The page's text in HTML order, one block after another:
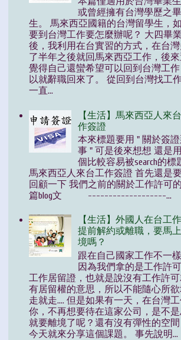
或曾經擁有台灣學歷之
生。 馬來西亞國籍的台灣留學生，
要到台灣工作要怎麼辦呢？ 大四畢
後，我利用在台實習的方式，在台
了半年之後就回馬來西亞工作，後
覺得自己還蠻希望可以回到台灣工
以就辭職回來了。 從回到台灣找工作
一直...
【生活】馬來西亞人來
作簽證
本來標題要用 " 關於簽證
事 " 可是後來想想 還是
個比較容易被search的標
馬來西亞人來台工作簽證 首先還是
回顧一下 我們之前的關於工作許可
篇blog文 -------------------...
【生活】外國人在台工
提前解約或離職，要馬
境嗎？
跟在自己國家工作不一樣
因為我們拿的是工作許
工作居留證，也就是說沒有工作許可
有居留權的意思，所以不能隨心所
走就走.... 但是如果有一天，在台灣
你，不再想要待在這家公司，是不是
就要離境了呢？還有沒有彈性的空間
今天就來分享這個課題。 事先說明...